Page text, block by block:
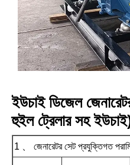
ইউচাই ডিজেল
হুইল ট্রেলার সহ
1 、 জেনারেটর সেট প্রযুক্তিগত